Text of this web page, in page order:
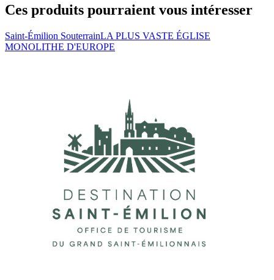
Ces produits pourraient vous intéresser
Saint-Émilion SouterrainLA PLUS VASTE ÉGLISE
MONOLITHE D'EUROPE